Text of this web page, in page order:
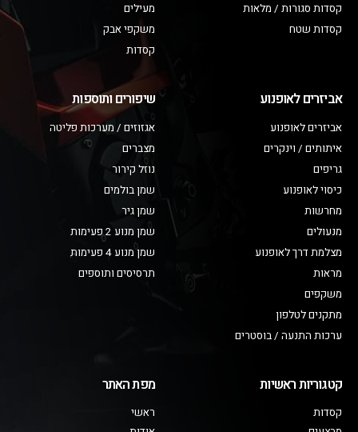
קסדות סגורות / מלאות
קסדות שטח
מעילים
משקפי אבק
קסדות
אביזרים לאופנוע
אביזרים לאופנוע
איתותים / וינקרים
גריפים
כיסוי לאופנוע
מחרשות
מנעולים
מצלמת דרך לאופנוע
מראות
משקפים
מתקנים לטלפון
ערכות התנעה / בוסטרים
שיפורים ותוספות
אגזוזים / מערכות פליטה
מצברים
נוזל קירור
שמן בולמים
שמן גיר
שמן מנוע 2 פעימות
שמן מנוע 4 פעימות
תרסיסים ותוספים
קטגוריות ראשיות
קסדות
מפת האתר
ראשי